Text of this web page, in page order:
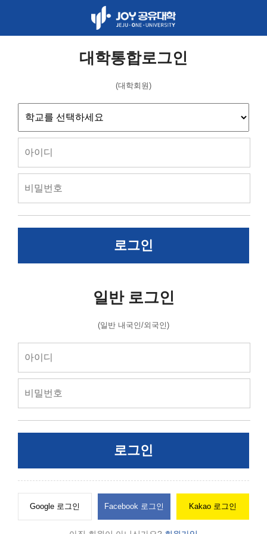
대학통합로그인
(대학회원)
로그인
일반 로그인
(일반 내국인/외국인)
로그인
Google 로그인 Facebook 로그인 Kakao 로그인